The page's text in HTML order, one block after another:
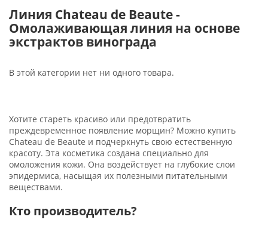
Линия Chateau de Beaute -
Омолаживающая линия на основе
экстрактов винограда
В этой категории нет ни одного товара.
Хотите стареть красиво или предотвратить
преждевременное появление морщин? Можно купить
Chateau de Beaute и подчеркнуть свою естественную
красоту. Эта косметика создана специально для
омоложения кожи. Она воздействует на глубокие слои
эпидермиса, насыщая их полезными питательными
веществами.
Кто производитель?